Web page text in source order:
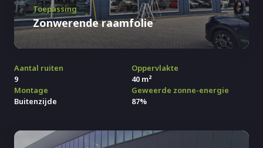
Toepassing
Zonwerende raamfolie
Aantal ruiten
9
Oppervlakte
40 m²
Montage
Buitenzijde
Geweerde zonne-energie
87%